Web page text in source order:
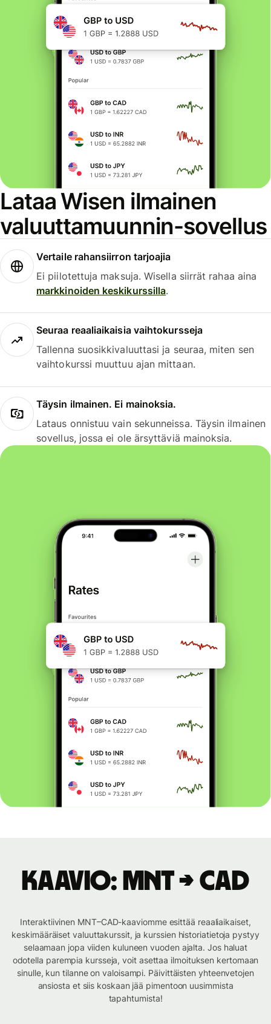
Lataa Wisen ilmainen
valuuttamuunnin-sovellus
Vertaile rahansiirron tarjoajia
Ei piilotettuja maksuja. Wisella siirrät rahaa aina
markkinoiden keskikurssilla.
Seuraa reaaliaikaisia vaihtokursseja
Tallenna suosikkivaluuttasi ja seuraa, miten sen
vaihtokurssi muuttuu ajan mittaan.
Täysin ilmainen. Ei mainoksia.
Lataus onnistuu vain sekunneissa. Täysin ilmainen
sovellus, jossa ei ole ärsyttäviä mainoksia.
Kaavio: MNT → CAD
Interaktiivinen MNT–CAD-kaaviomme esittää reaaliaikaiset,
keskimääräiset valuuttakurssit, ja kurssien historiatietoja pystyy
selaamaan jopa viiden kuluneen vuoden ajalta. Jos haluat
odotella parempia kursseja, voit asettaa ilmoituksen kertomaan
sinulle, kun tilanne on valoisampi. Päivittäisten yhteenvetojen
ansiosta et siis koskaan jää pimentoon uusimmista
tapahtumista!